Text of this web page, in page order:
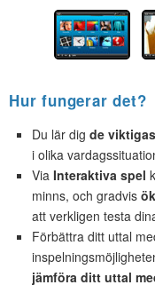
Hur fungerar det?
Du lär dig de
i olika
Via Interaktiva spel
minns, och gradvis
att verkligen testa
Förbättra ditt uttal
jämföra ditt uttal